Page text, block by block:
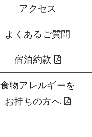
アクセス
よくあるご質問
宿泊約款
食物アレルギーを
お持ちの方へ